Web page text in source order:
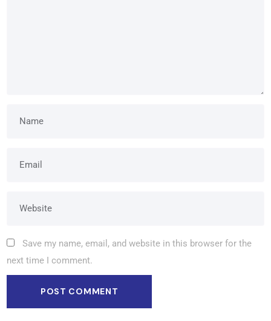
Save my name, email, and website in this browser for the
next time I comment.